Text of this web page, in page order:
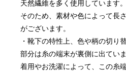
天然繊維を多く使用しています。
そのため、素材や色によって長
がございます。
・靴下の特性上、色や柄の切り
部分は糸の端末が裏側に出ていま
着用やお洗濯によって、この糸